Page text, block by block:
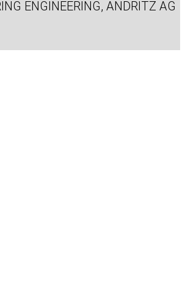
ENGINEERING, ANDRITZ AG